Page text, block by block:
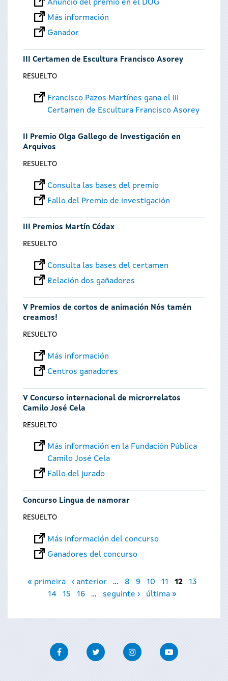
Anuncio del premio en el DOG
Más información
Ganador
III Certamen de Escultura Francisco Asorey
RESUELTO
Francisco Pazos Martínes gana el III
Certamen de Escultura Francisco Asorey
II Premio Olga Gallego de Investigación en
Arquivos
RESUELTO
Consulta las bases del premio
Fallo del Premio de investigación
III Premios Martín Códax
RESUELTO
Consulta las bases del certamen
Relación dos gañadores
V Premios de cortos de animación Nós tamén
creamos!
RESUELTO
Más información
Centros ganadores
V Concurso internacional de microrrelatos
Camilo José Cela
RESUELTO
Más información en la Fundación Pública
Camilo José Cela
Fallo del jurado
Concurso Lingua de namorar
RESUELTO
Más información del concurso
Ganadores del concurso
Páginas
« primeira ‹ anterior … 8 9 10 11 12
13
14
15 16 … seguinte › última »
FacebookTwitter InstagramYoutube